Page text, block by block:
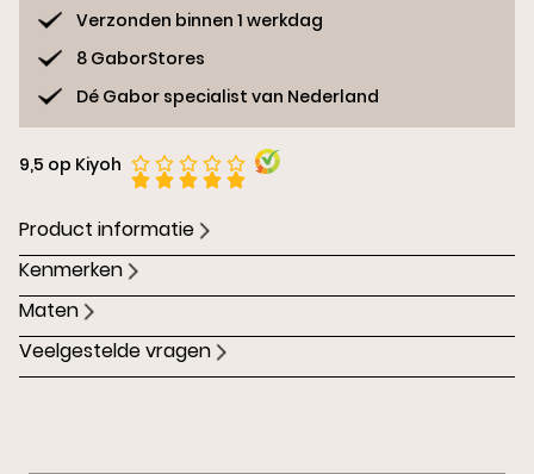
Verzonden binnen 1 werkdag
8 GaborStores
Dé Gabor specialist van Nederland
9,5 op Kiyoh
Product informatie
Kenmerken
Maten
Veelgestelde vragen